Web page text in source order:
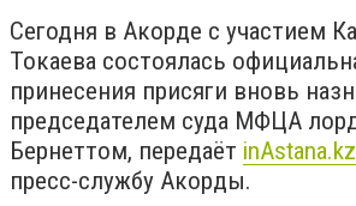
Сегодня в Акорде с участием
Токаева состоялась
принесения присяги вновь
председателем суда МФЦА
Бернеттом, передаёт inАstana.kz
пресс-службу Акорды.